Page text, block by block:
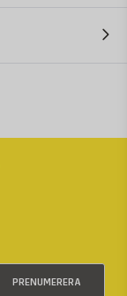
PRENUMERERA